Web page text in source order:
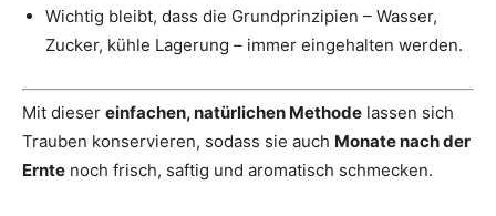
Wichtig bleibt, dass die Grundprinzipien – Wasser,
Zucker, kühle Lagerung – immer eingehalten werden.
Mit dieser einfachen, natürlichen Methode lassen sich
Trauben konservieren, sodass sie auch Monate nach der
Ernte noch frisch, saftig und aromatisch schmecken.